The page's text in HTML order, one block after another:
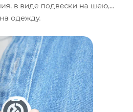
в виде подвески на шею,
одежду.